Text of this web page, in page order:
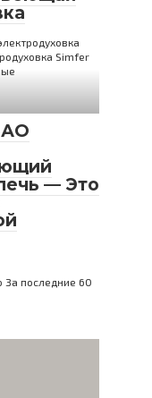
Simfer
— Это
последние 60